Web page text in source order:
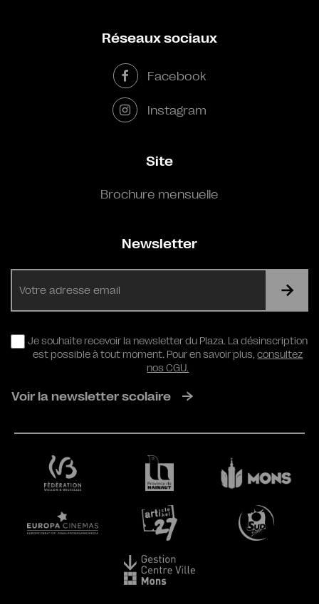
Réseaux sociaux
Facebook
Instagram
Site
Brochure mensuelle
Newsletter
RGPD
Je souhaite recevoir la newsletter du Plaza. La désinscription
est possible à tout moment. Pour en savoir plus,consultez
nos CGU.
Voir la newsletter scolaire